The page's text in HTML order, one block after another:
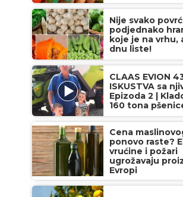
Nije svako
podjednako
koje je na vrhu,
dnu liste!
CLAAS EVION
ISKUSTVA sa
Epizoda 2 |
160 tona
Cena
ponovo raste?
vrućine i požari
ugrožavaju
Evropi